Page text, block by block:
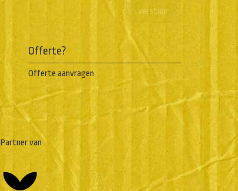
Offerte?
Offerte aanvragen
Partner van